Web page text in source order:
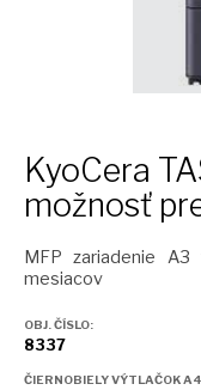
KyoCera
možnosť
MFP zariadenie
mesiacov
OBJ. ČÍSLO:
8337
ČIERNOBIELY VÝTLAČOK